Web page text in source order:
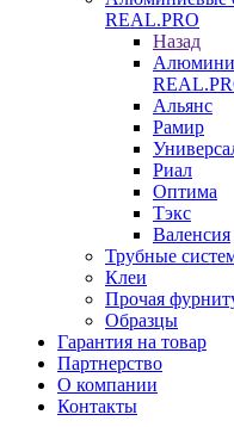
REAL.PRO
Назад
Альянс
Рамир
Риал
Оптима
Тэкс
Валенсия
Трубные
Клеи
Прочая
Образцы
Гарантия на товар
Партнерство
О компании
Контакты